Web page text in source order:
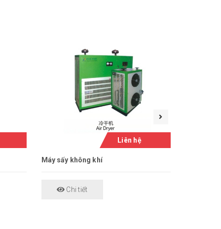
Liên hệ
Máy sấy không khí
Chi tiết